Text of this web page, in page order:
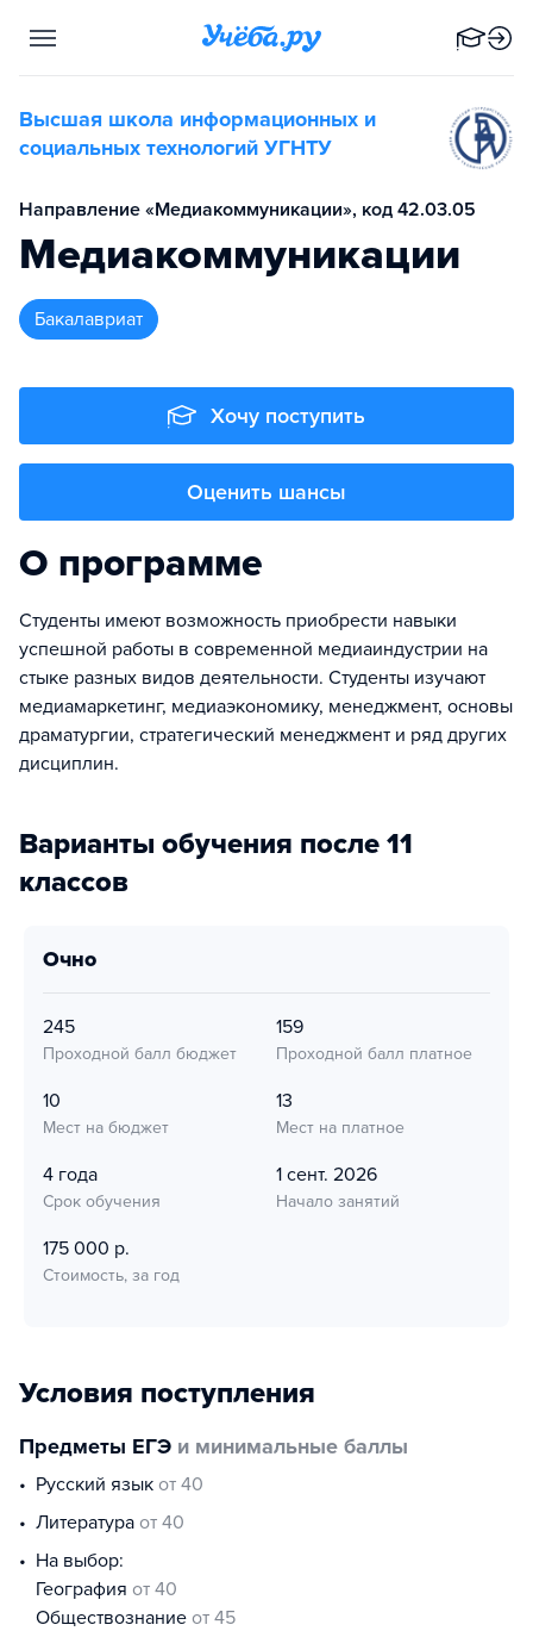
Высшая школа информационных и
социальных технологий УГНТУ
Направление «Медиакоммуникации», код 42.03.05
Медиакоммуникации
бакалавриат
Хочу поступить
Оценить шансы
О программе
Студенты имеют возможность приобрести навыки
успешной работы в современной медиаиндустрии на
стыке разных видов деятельности. Студенты изучают
медиамаркетинг, медиаэкономику, менеджмент, основы
драматургии, стратегический менеджмент и ряд других
дисциплин.
Варианты обучения после 11
классов
очно
245
Проходной балл бюджет
159
Проходной балл платное
10
Мест на бюджет
13
Мест на платное
4 года
Срок обучения
1 сент. 2026
Начало занятий
175 000 р.
Стоимость, за год
Условия поступления
Предметы ЕГЭ и минимальные баллы
русский язык от 40
литература от 40
На выбор:
география от 40
обществознание от 45